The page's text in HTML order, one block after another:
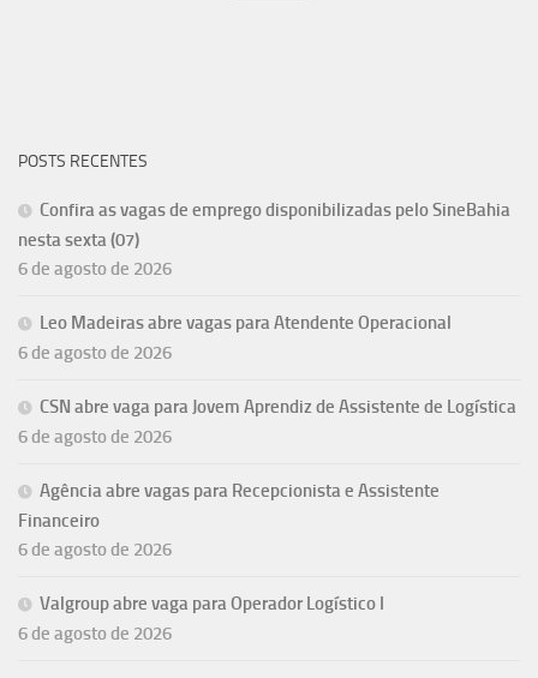
POSTS RECENTES
Confira as vagas de emprego disponibilizadas pelo SineBahia
nesta sexta (07)
6 de agosto de 2026
Leo Madeiras abre vagas para Atendente Operacional
6 de agosto de 2026
CSN abre vaga para Jovem Aprendiz de Assistente de Logística
6 de agosto de 2026
Agência abre vagas para Recepcionista e Assistente
Financeiro
6 de agosto de 2026
Valgroup abre vaga para Operador Logístico I
6 de agosto de 2026